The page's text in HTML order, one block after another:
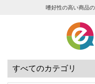
嗜好性の高い商品